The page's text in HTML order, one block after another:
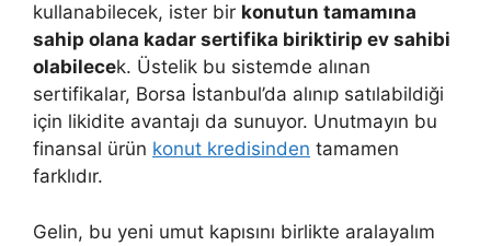
kullanabilecek, ister bir konutun tamamına
sahip olana kadar sertifika biriktirip ev sahibi
olabilecek. Üstelik bu sistemde alınan
sertifikalar, Borsa İstanbul’da alınıp satılabildiği
için likidite avantajı da sunuyor. Unutmayın bu
finansal ürün konut kredisinden tamamen
farklıdır.
Gelin, bu yeni umut kapısını birlikte aralayalım